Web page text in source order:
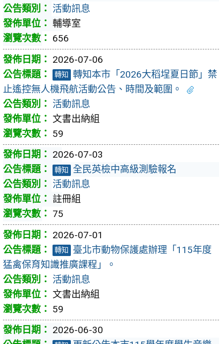
活動訊息
輔導室
656
2026-07-06
轉知
轉知本市「2026大稻埕夏日節」禁
止遙控無人機飛航活動公告、時間及範圍。
活動訊息
文書出納組
59
2026-07-03
轉知
全民英檢中高級測驗報名
活動訊息
註冊組
75
2026-07-01
轉知
臺北市動物保護處辦理「115年度
猛禽保育知識推廣課程」。
活動訊息
文書出納組
59
2026-06-30